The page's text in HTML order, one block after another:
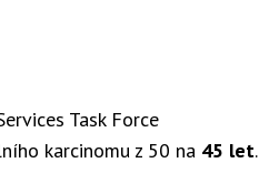
Task Force
karcinomu z 50 na 45 let.